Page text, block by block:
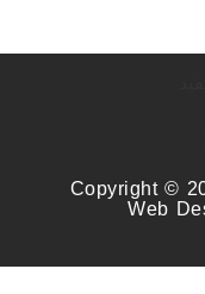
Copyright ©
Web